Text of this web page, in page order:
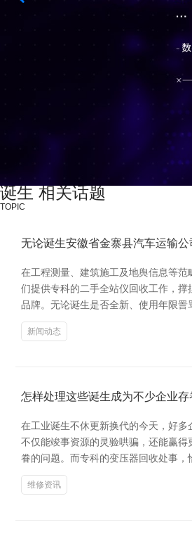
诞生 相关话题
TOPIC
无论诞生安徽省金寨县汽车运输
在工程测量、建筑施工及地舆信息等
们提供专科的二手全站仪回收工作，
品牌。无论诞生是否全新、使用年限
新闻动态
怎样处理这些诞生成为不少企业
在工业诞生不休更新换代的今天，好
不仅能竣事资源的灵验哄骗，还能赢
眷的问题。而专科的变压器回收处事
维修资讯